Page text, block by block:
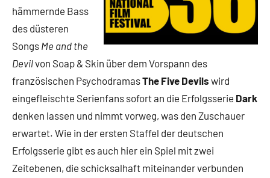
hämmernde Bass
des düsteren
Songs Me and the
Devilvon Soap & Skin über dem Vorspann des
französischen PsychodramasThe Five Devils wird
eingefleischte Serienfans sofort an die Erfolgsserie Dark
denken lassen und nimmt vorweg, was den Zuschauer
erwartet. Wie in der ersten Staffel der deutschen
Erfolgsserie gibt es auch hier ein Spiel mit zwei
Zeitebenen, die schicksalhaft miteinander verbunden